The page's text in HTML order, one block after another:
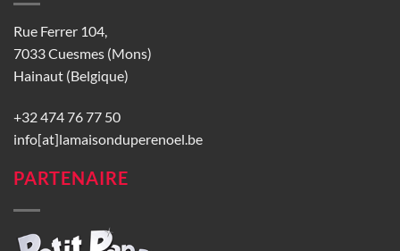
Rue Ferrer 104,
7033 Cuesmes (Mons)
Hainaut (Belgique)
+32 474 76 77 50
info[at]lamaisonduperenoel.be
PARTENAIRE